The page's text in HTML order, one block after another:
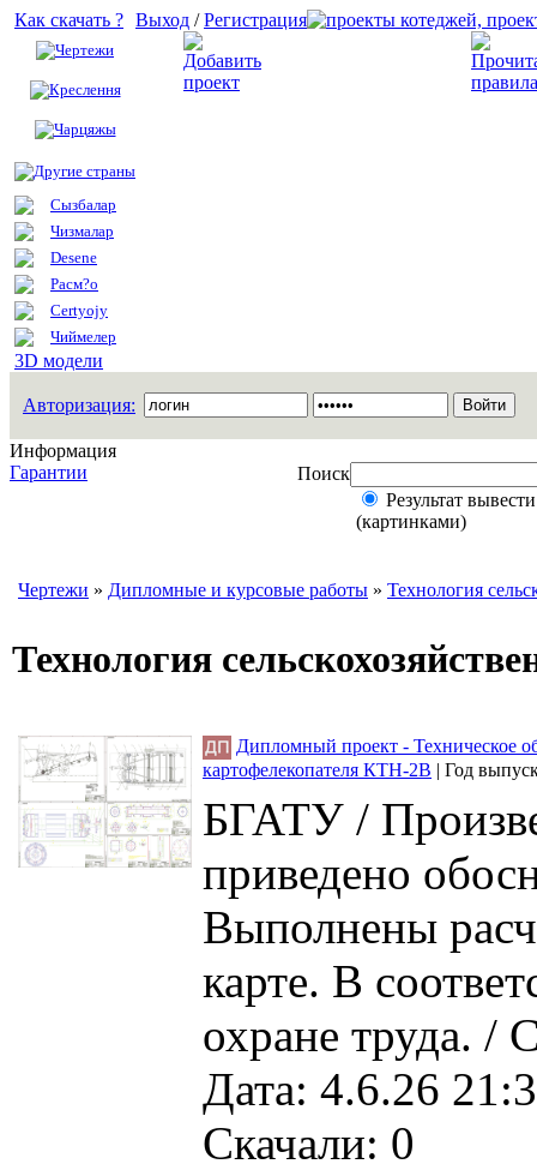
Как скачать ?
Чертежи
Креслення
Чарцяжы
Другие страны
Сызбалар
Чизмалар
Desene
Расм?о
Certyojy
Чиймелер
3D модели
Выход /Регистрация
Авторизация:
Информация
Гарантии
Поиск
Результат
(картинками)
Чертежи » Дипломные и курсовые работы » Технология
Технология
Дипломный проект - Техническое
картофелекопателя КТН-2В | Год
БГАТУ /
приведено
Выполнены
карте. В
охране труда. /
Дата: 4.6.26
Скачали: 0